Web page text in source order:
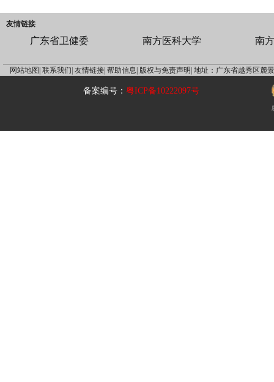
友情链接
广东省卫健委 南方医科大学 南
网站地图| 联系我们| 友情链接| 帮助信息| 版权与免责声明| 地址：广东省越秀区麓
备案编号：粤ICP备10222097号